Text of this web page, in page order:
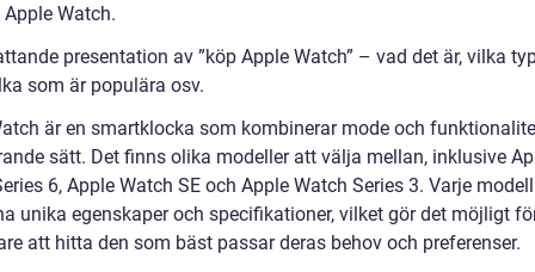
Watch.
presentation av ”köp Apple Watch” – vad det är, vilka
som är populära osv.
är en smartklocka som kombinerar mode och
sätt. Det finns olika modeller att välja mellan, inklusive
6, Apple Watch SE och Apple Watch Series 3. Varje
unika egenskaper och specifikationer, vilket gör det möjligt
att hitta den som bäst passar deras behov och preferenser.